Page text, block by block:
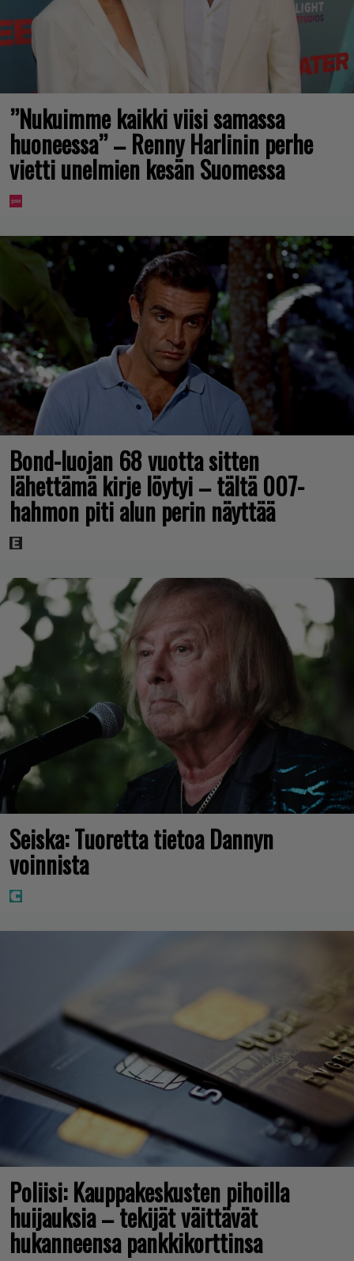
”Nukuimme kaikki viisi samassa
huoneessa” – Renny Harlinin perhe
vietti unelmien kesän Suomessa
Bond-luojan 68 vuotta sitten
lähettämä kirje löytyi – tältä 007-
hahmon piti alun perin näyttää
Seiska: Tuoretta tietoa Dannyn
voinnista
Poliisi: Kauppakeskusten pihoilla
huijauksia – tekijät väittävät
hukanneensa pankkikorttinsa